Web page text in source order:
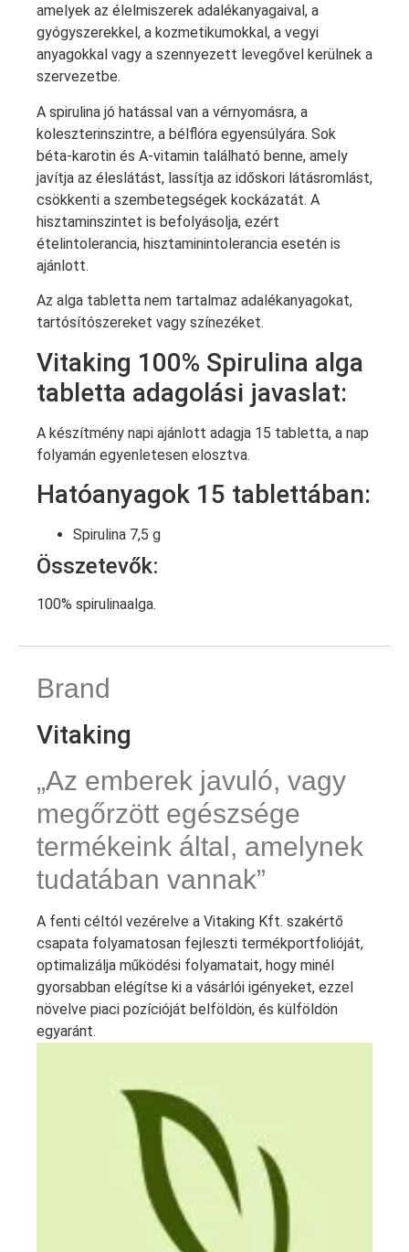
amelyek az élelmiszerek adalékanyagaival, a
gyógyszerekkel, a kozmetikumokkal, a vegyi
anyagokkal vagy a szennyezett levegővel kerülnek a
szervezetbe.
A spirulina jó hatással van a vérnyomásra, a
koleszterinszintre, a bélflóra egyensúlyára. Sok
béta-karotin és A-vitamin található benne, amely
javítja az éleslátást, lassítja az időskori látásromlást,
csökkenti a szembetegségek kockázatát. A
hisztaminszintet is befolyásolja, ezért
ételintolerancia, hisztaminintolerancia esetén is
ajánlott.
Az alga tabletta nem tartalmaz adalékanyagokat,
tartósítószereket vagy színezéket.
Vitaking 100% Spirulina alga
tabletta adagolási javaslat:
A készítmény napi ajánlott adagja 15 tabletta, a nap
folyamán egyenletesen elosztva.
Hatóanyagok 15 tablettában:
Spirulina 7,5 g
Összetevők:
100% spirulinaalga.
Brand
Vitaking
„Az emberek javuló, vagy
megőrzött egészsége
termékeink által, amelynek
tudatában vannak”
A fenti céltól vezérelve a Vitaking Kft. szakértő
csapata folyamatosan fejleszti termékportfolióját,
optimalizálja működési folyamatait, hogy minél
gyorsabban elégítse ki a vásárlói igényeket, ezzel
növelve piaci pozícióját belföldön, és külföldön
egyaránt.